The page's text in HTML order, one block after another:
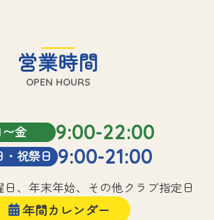
営業時間
OPEN HOURS
〜金 9:00-22:00
・祝祭日 9:00-21:00
、年末年始、その他クラブ指定日
年間カレンダー